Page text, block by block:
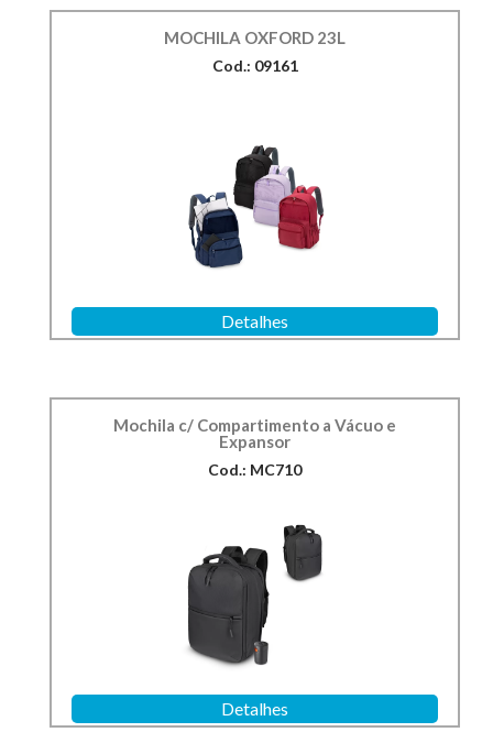
MOCHILA OXFORD 23L
Cod.: 09161
Detalhes
Mochila c/ Compartimento a Vácuo e
Expansor
Cod.: MC710
Detalhes